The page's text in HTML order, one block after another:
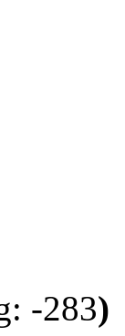
-283)